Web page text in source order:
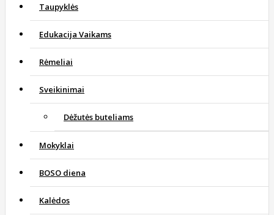
Taupyklės
Edukacija Vaikams
Rėmeliai
Sveikinimai
Dėžutės buteliams
Mokyklai
BOSO diena
Kalėdos